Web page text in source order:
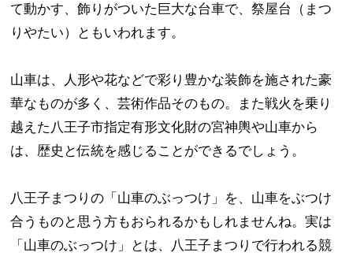
て動かす、飾りがついた巨大な台車で、祭屋台（まつ
りやたい）ともいわれます。
山車は、人形や花などで彩り豊かな装飾を施された豪
華なものが多く、芸術作品そのもの。また戦火を乗り
越えた八王子市指定有形文化財の宮神輿や山車から
は、歴史と伝統を感じることができるでしょう。
八王子まつりの「山車のぶっつけ」を、山車をぶつけ
合うものと思う方もおられるかもしれませんね。実は
「山車のぶっつけ」とは、八王子まつりで行われる競